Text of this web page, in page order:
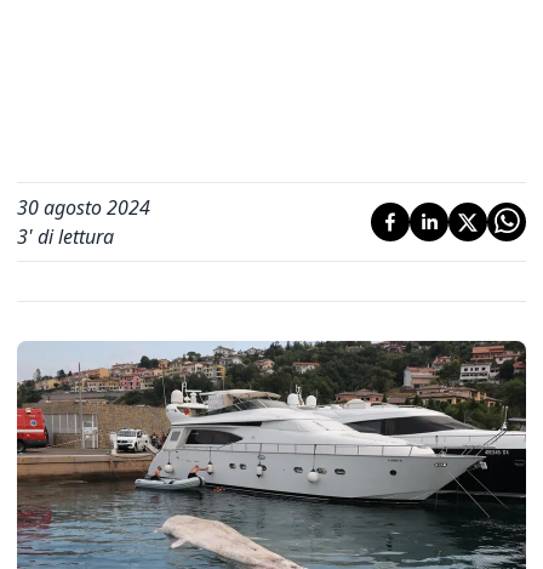
30 agosto 2024
3' di lettura